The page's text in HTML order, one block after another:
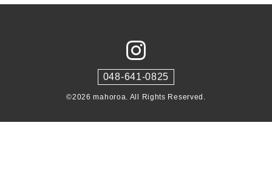
048-641-0825
©2026mahoroa. All Rights Reserved.